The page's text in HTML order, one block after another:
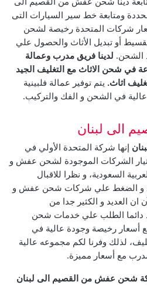
ومتابعة خط سير السيارات التى
شركات المتحدة رخيصة لشحن
أو تبديل الأثاث والحصول علي
الشحن. لدينا فريق مدرب وعمالة
في شحن الاثاث مع التغليف الجيد
اثاث. يتم توفير عمالة فلبينية
في الشحن و الفك والتركيب.
الى لبنان
إنها شركة المتحدة الأولي في
الشركات الموجودة لشحن عفش و
السعودية، و نظرا للاقبال
و الضغط علي شركات شحن عفش و
العديد و الكثير جدا من
دائما الطلب علي خدمات شحن
أسعار رخيصة وجودة عالية في
لذلك وفرنا لكم مجموعه عالية
مع أسعار مميزة.
شحن عفش من القصيم الى لبنان